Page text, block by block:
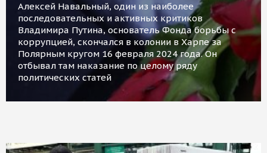
Алексей Навальный, один из наиболее
последовательных и активных критиков
Владимира Путина, основатель Фонда борьбы с
коррупцией, скончался в колонии в Харпе за
Полярным кругом 16 февраля 2024 года. Он
отбывал там наказание по целому ряду
политических статей